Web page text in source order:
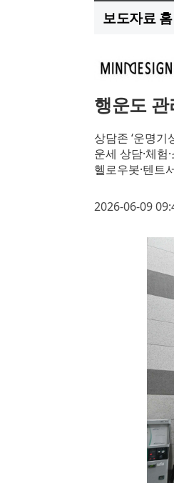
보도자료 홈
행운도
상담존 ‘운명
운세 상담·체험
헬로우봇·텐트
2026-06-09